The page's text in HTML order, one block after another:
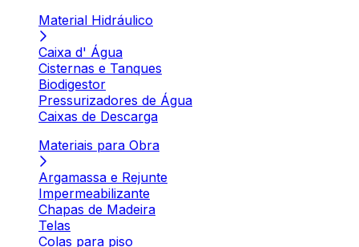
Material Hidráulico
Caixa d' Água
Cisternas e Tanques
Biodigestor
Pressurizadores de Água
Caixas de Descarga
Materiais para Obra
Argamassa e Rejunte
Impermeabilizante
Chapas de Madeira
Telas
Colas para piso